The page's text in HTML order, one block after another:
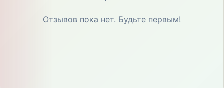
Отзывов пока нет. Будьте первым!